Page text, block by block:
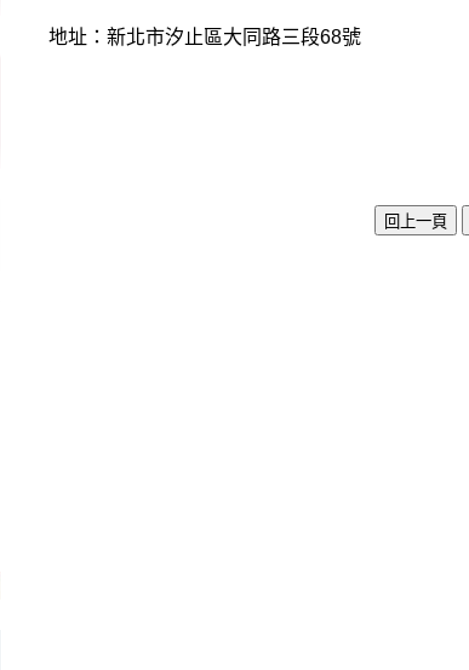
地址：新北市汐止區大同路三段68號